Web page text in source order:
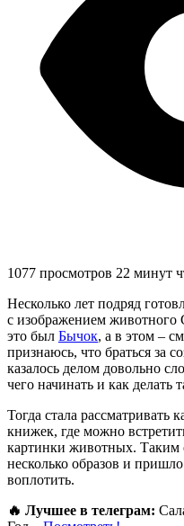
1077 просмотров 22 минут
Несколько лет подряд
с изображением
это был Бычок, а в этом –
признаюсь, что браться за
казалось делом довольно
чего начинать и как делать
Тогда стала рассматривать
книжек, где можно
картинки животных. Таким
несколько образов и
воплотить.
🔥 Лучшее в телеграм: